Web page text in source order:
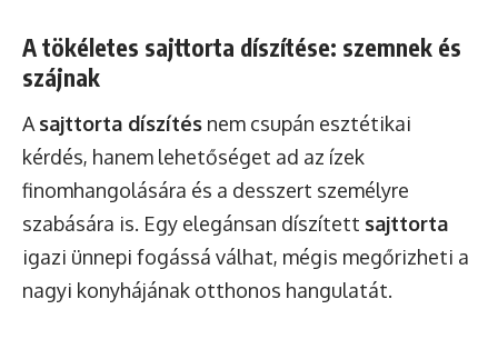
A tökéletes sajttorta díszítése: szemnek és
szájnak
A sajttorta díszítés nem csupán esztétikai
kérdés, hanem lehetőséget ad az ízek
finomhangolására és a desszert személyre
szabására is. Egy elegánsan díszített sajttorta
igazi ünnepi fogássá válhat, mégis megőrizheti a
nagyi konyhájának otthonos hangulatát.